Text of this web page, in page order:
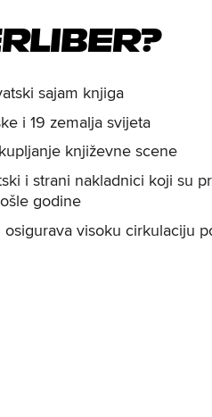
sajam knjiga
i 19 zemalja svijeta
književne scene
i strani nakladnici koji su
godine
visoku cirkulaciju